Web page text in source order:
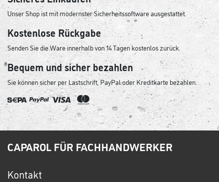
Unser Shop ist mit modernster Sicherheitssoftware ausgestattet.
Kostenlose Rückgabe
Senden Sie die Ware innerhalb von 14 Tagen kostenlos zurück.
Bequem und sicher bezahlen
Sie können sicher per Lastschrift, PayPal oder Kreditkarte bezahlen.
CAPAROL FÜR FACHHANDWERKER
Kontakt